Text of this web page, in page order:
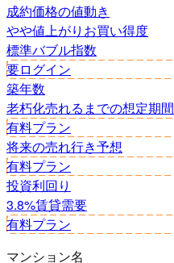
成約価格の値動き
やや値上がり お買い得度
標準バブル指数
要ログイン
築年数
老朽化売れるまでの想定期間
有料プラン
将来の売れ行き予想
有料プラン
投資利回り
3.8%賃貸需要
有料プラン
マンション名